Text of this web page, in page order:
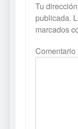
Tu
publicada.
marcados
Comentario